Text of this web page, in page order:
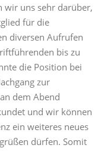
wir uns sehr darüber,
für die
diversen Aufrufen
bis zu
die Position bei
zur
dem Abend
und wir können
ein weiteres neues
dürfen. Somit